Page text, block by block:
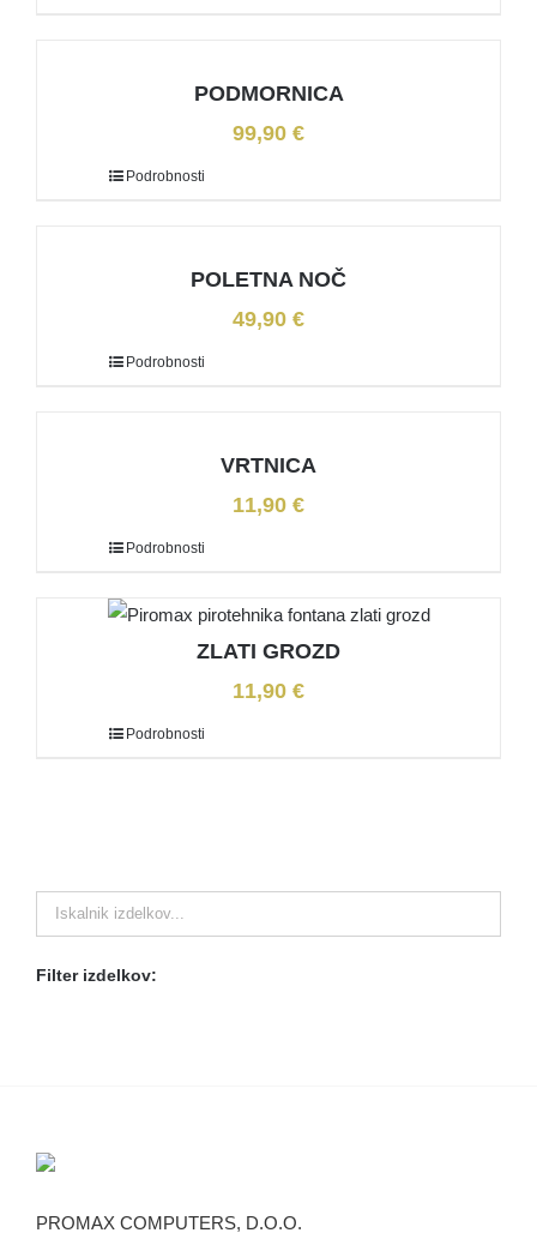
PODMORNICA
99,90 €
Podrobnosti
POLETNA NOČ
49,90 €
Podrobnosti
VRTNICA
11,90 €
Podrobnosti
ZLATI GROZD
11,90 €
Podrobnosti
Filter izdelkov:
PROMAX COMPUTERS, D.O.O.